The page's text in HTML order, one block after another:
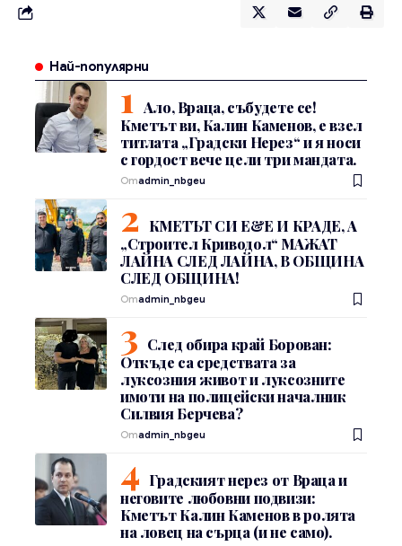
Най-популярни
Ало, Враца, събудете се!
Кметът ви, Калин Каменов, е взел
титлата „Градски Нерез“ и я носи
с гордост вече цели три мандата.
Отadmin_nbgeu
КМЕТЪТ СИ Е&Е И КРАДЕ, А
„Строител Криводол“ МАЖАТ
ЛАЙНА СЛЕД ЛАЙНА, В ОБЩИНА
СЛЕД ОБЩИНА!
Отadmin_nbgeu
След обира край Борован:
Откъде са средствата за
луксозния живот и луксозните
имоти на полицейски началник
Силвия Берчева?
Отadmin_nbgeu
Градският нерез от Враца и
неговите любовни подвизи:
Кметът Калин Каменов в ролята
на ловец на сърца (и не само).